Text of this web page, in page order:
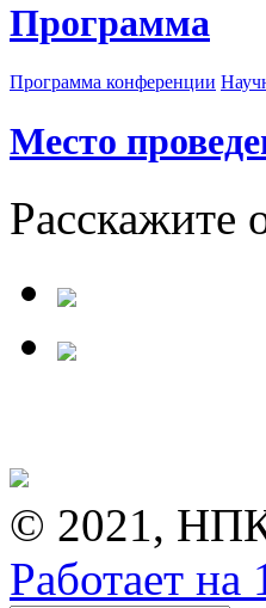
Программа
Программа конференции
Место
Расскажите
© 2021,
Работает